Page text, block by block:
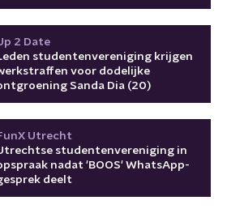
2 Date
studentenvereniging krijgen
voor dodelijke
Sanda Dia (20)
Utrecht
studentenvereniging in
nadat 'BOOS' WhatsApp-
deelt